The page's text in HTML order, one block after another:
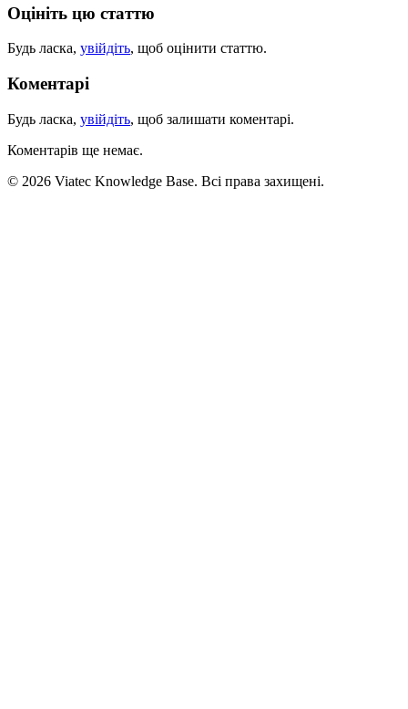
Оцініть цю статтю
Будь ласка, увійдіть, щоб оцінити статтю.
Коментарі
Будь ласка, увійдіть, щоб залишати коментарі.
Коментарів ще немає.
© 2026 Viatec Knowledge Base. Всі права захищені.